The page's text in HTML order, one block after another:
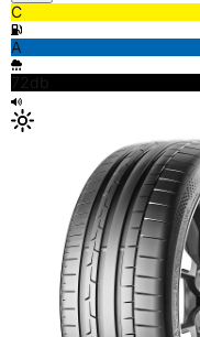
C
A
72db